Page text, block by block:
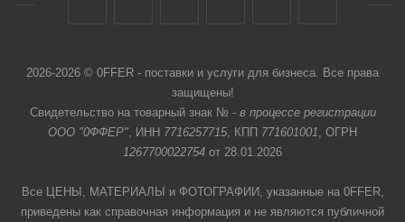
2026-2026 © 0FFER - поставки и услуги для бизнеса. Все права
защищены!
Свидетельство на товарный знак № - в процессе регистрации
ООО "0ФФЕР", ИНН 7716257715, КПП 771601001, ОГРН
1267700022754 от 28.01.2026
Все ЦЕНЫ, МАТЕРИАЛЫ и ФОТОГРАФИИ, указанные на 0FFER,
приведены как справочная информация и не являются публичной